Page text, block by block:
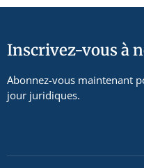
Inscrivez-vous à
Abonnez-vous maintenant
jour juridiques.